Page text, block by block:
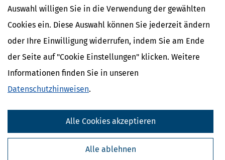
Auswahl willigen Sie in die Verwendung der gewählten
Cookies ein. Diese Auswahl können Sie jederzeit ändern
oder Ihre Einwilligung widerrufen, indem Sie am Ende
der Seite auf "Cookie Einstellungen" klicken. Weitere
Informationen finden Sie in unseren
Datenschutzhinweisen.
Alle ablehnen
Alle Cookies akzeptieren
Finanzamt Hannover-Land II
Finanzamt Hannover-Mitte
Finanzamt Hannover-Nord
Finanzamt Hannover-Süd
Finanzamt - Infos
Finanzämter in Deutschland